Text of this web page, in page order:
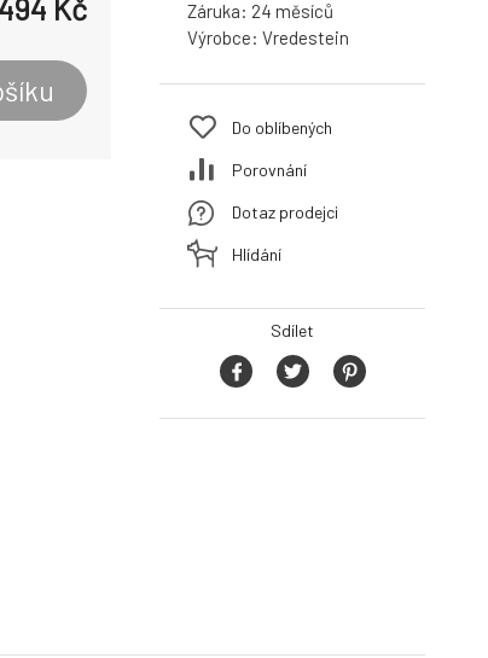
Kč
Záruka: 24 měsíců
Výrobce: Vredestein
Do oblíbených
Porovnání
Dotaz prodejci
Hlídání
Sdílet